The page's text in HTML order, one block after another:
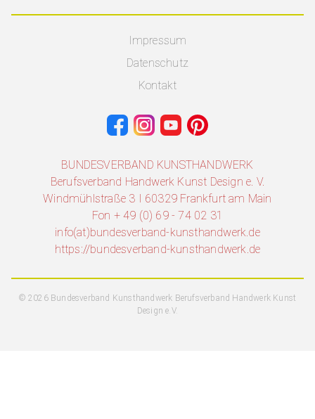
Impressum
Datenschutz
Kontakt
BUNDESVERBAND KUNSTHANDWERK
Berufsverband Handwerk Kunst Design e. V.
Windmühlstraße 3 I 60329 Frankfurt am Main
Fon + 49 (0) 69 - 74 02 31
info(at)bundesverband-kunsthandwerk.de
https://bundesverband-kunsthandwerk.de
© 2026 Bundesverband Kunsthandwerk Berufsverband Handwerk Kunst
Design e.V.